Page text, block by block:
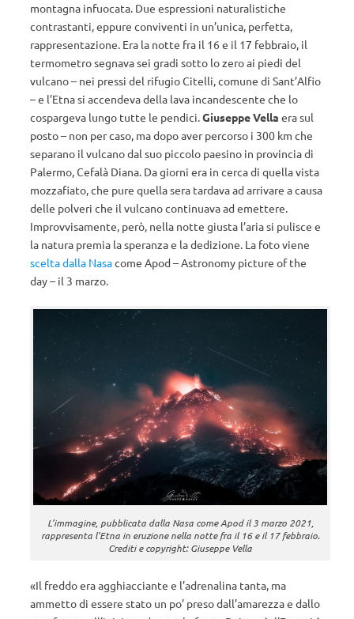
montagna infuocata. Due espressioni naturalistiche
contrastanti, eppure conviventi in un’unica, perfetta,
rappresentazione. Era la notte fra il 16 e il 17 febbraio, il
termometro segnava sei gradi sotto lo zero ai piedi del
vulcano – nei pressi del rifugio Citelli, comune di Sant’Alfio
– e l’Etna si accendeva della lava incandescente che lo
cospargeva lungo tutte le pendici.Giuseppe Vella era sul
posto – non per caso, ma dopo aver percorso i 300 km che
separano il vulcano dal suo piccolo paesino in provincia di
Palermo, Cefalà Diana. Da giorni era in cerca di quella vista
mozzafiato, che pure quella sera tardava ad arrivare a causa
delle polveri che il vulcano continuava ad emettere.
Improvvisamente, però, nella notte giusta l’aria si pulisce e
la natura premia la speranza e la dedizione. La foto viene
scelta dalla Nasacome Apod – Astronomy picture of the
day – il 3 marzo.
L’immagine, pubblicata dalla Nasa come Apod il 3 marzo 2021,
rappresenta l’Etna in eruzione nella notte fra il 16 e il 17 febbraio.
Crediti e copyright: Giuseppe Vella
«Il freddo era agghiacciante e l’adrenalina tanta, ma
ammetto di essere stato un po’ preso dall’amarezza e dallo